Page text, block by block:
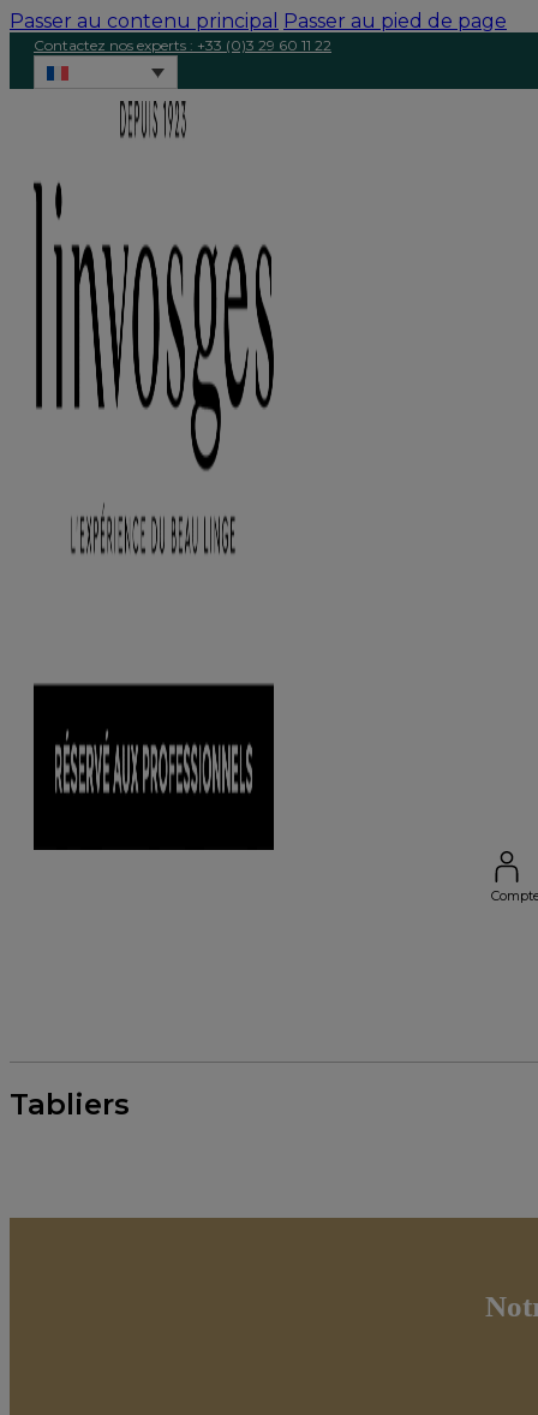
Passer au contenu principal Passer au pied de page
Contactez nos experts : +33 (0)3 29 60 11 22
Tabliers